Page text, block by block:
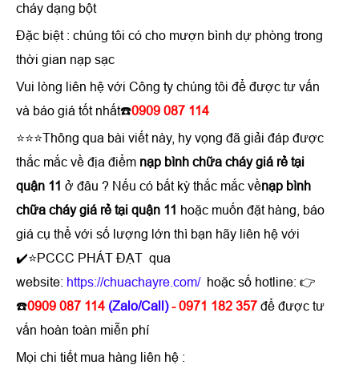
cháy dạng bột
Đặc biệt : chúng tôi có cho mượn bình dự phòng trong
thời gian nạp sạc
Vui lòng liên hệ với Công ty chúng tôi để được tư vấn
và báo giá tốt nhất☎️0909 087 114
⭐⭐⭐Thông qua bài viết này, hy vọng đã giải đáp được
thắc mắc về địa điểm nạp bình chữa cháy giá rẻ tại
quận 11 ở đâu ? Nếu có bất kỳ thắc mắc vềnạp bình
chữa cháy giá rẻ tại quận 11 hoặc muốn đặt hàng, báo
giá cụ thể với số lượng lớn thì bạn hãy liên hệ với
✔️⭐PCCC PHÁT ĐẠT qua
website: https://chuachayre.com/ hoặc số hotline: 👉
☎️0909 087 114 (Zalo/Call) - 0971 182 357 để được tư
vấn hoàn toàn miễn phí
Mọi chi tiết mua hàng liên hệ :